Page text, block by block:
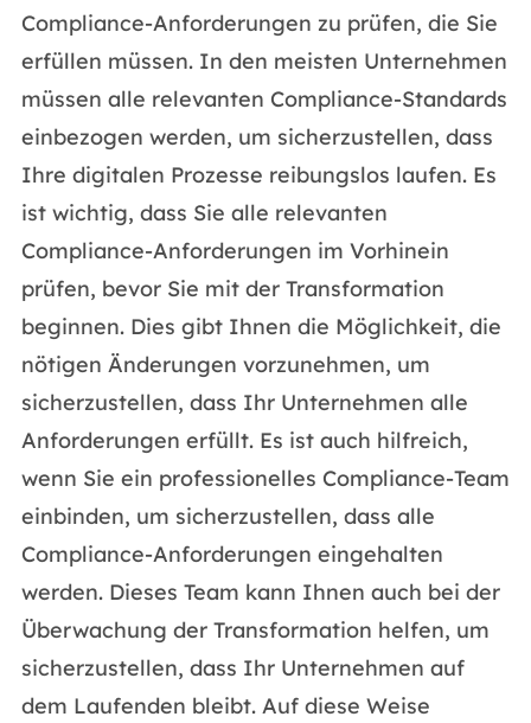
Compliance-Anforderungen zu prüfen, die Sie
erfüllen müssen. In den meisten Unternehmen
müssen alle relevanten Compliance-Standards
einbezogen werden, um sicherzustellen, dass
Ihre digitalen Prozesse reibungslos laufen. Es
ist wichtig, dass Sie alle relevanten
Compliance-Anforderungen im Vorhinein
prüfen, bevor Sie mit der Transformation
beginnen. Dies gibt Ihnen die Möglichkeit, die
nötigen Änderungen vorzunehmen, um
sicherzustellen, dass Ihr Unternehmen alle
Anforderungen erfüllt. Es ist auch hilfreich,
wenn Sie ein professionelles Compliance-Team
einbinden, um sicherzustellen, dass alle
Compliance-Anforderungen eingehalten
werden. Dieses Team kann Ihnen auch bei der
Überwachung der Transformation helfen, um
sicherzustellen, dass Ihr Unternehmen auf
dem Laufenden bleibt. Auf diese Weise